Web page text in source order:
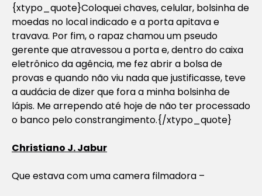
{xtypo_quote}Coloquei chaves, celular, bolsinha de
moedas no local indicado e a porta apitava e
travava. Por fim, o rapaz chamou um pseudo
gerente que atravessou a porta e, dentro do caixa
eletrônico da agência, me fez abrir a bolsa de
provas e quando não viu nada que justificasse, teve
a audácia de dizer que fora a minha bolsinha de
lápis. Me arrependo até hoje de não ter processado
o banco pelo constrangimento.{/xtypo_quote}
Christiano J. Jabur
Que estava com uma camera filmadora –